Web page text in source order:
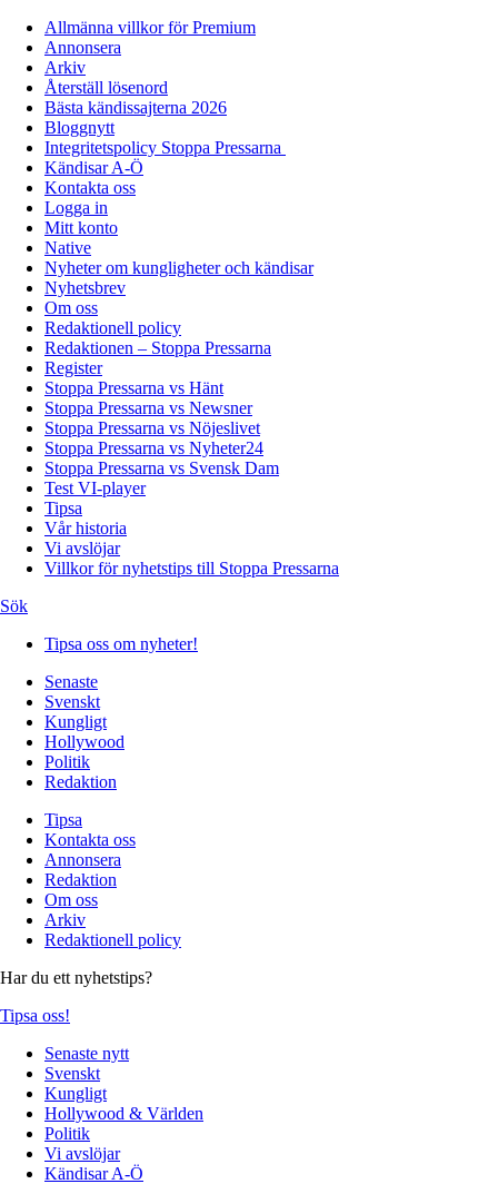
Allmänna villkor för Premium
Annonsera
Arkiv
Återställ lösenord
Bästa kändissajterna 2026
Bloggnytt
Integritetspolicy Stoppa Pressarna
Kändisar A-Ö
Kontakta oss
Logga in
Mitt konto
Native
Nyheter om kungligheter och kändisar
Nyhetsbrev
Om oss
Redaktionell policy
Redaktionen – Stoppa Pressarna
Register
Stoppa Pressarna vs Hänt
Stoppa Pressarna vs Newsner
Stoppa Pressarna vs Nöjeslivet
Stoppa Pressarna vs Nyheter24
Stoppa Pressarna vs Svensk Dam
Test VI-player
Tipsa
Vår historia
Vi avslöjar
Villkor för nyhetstips till Stoppa Pressarna
Sök
Tipsa oss om nyheter!
Senaste
Svenskt
Kungligt
Hollywood
Politik
Redaktion
Tipsa
Kontakta oss
Annonsera
Redaktion
Om oss
Arkiv
Redaktionell policy
Har du ett nyhetstips?
Tipsa oss!
Senaste nytt
Svenskt
Kungligt
Hollywood & Världen
Politik
Vi avslöjar
Kändisar A-Ö